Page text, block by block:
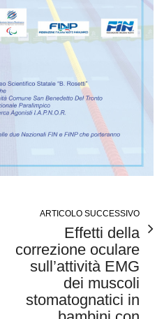
ARTICOLO SUCCESSIVO
Effetti della
correzione oculare
sull’attività EMG
dei muscoli
stomatognatici in